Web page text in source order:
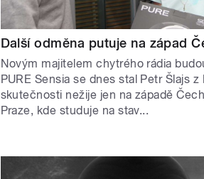
Další odměna putuje na západ
Novým majitelem chytrého rádia
PURE Sensia se dnes stal Petr Šlajs z
skutečnosti nežije jen na západě
Praze, kde studuje na stav...